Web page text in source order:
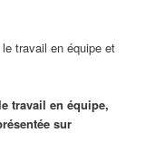
le travail en équipe et
travail en équipe,
sur